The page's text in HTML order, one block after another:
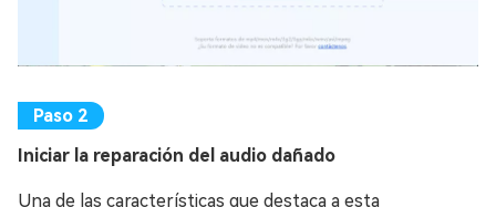
Iniciar la reparación del audio dañado
Una de las características que destaca a esta